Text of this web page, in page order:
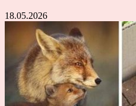
18.05.2026